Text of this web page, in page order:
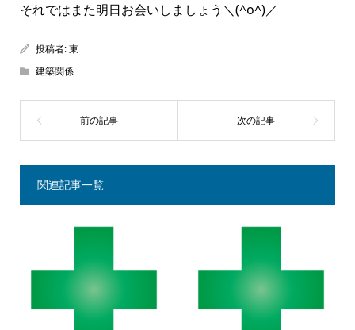
それではまた明日お会いしましょう＼(^o^)／
投稿者:東
建築関係
関連記事一覧